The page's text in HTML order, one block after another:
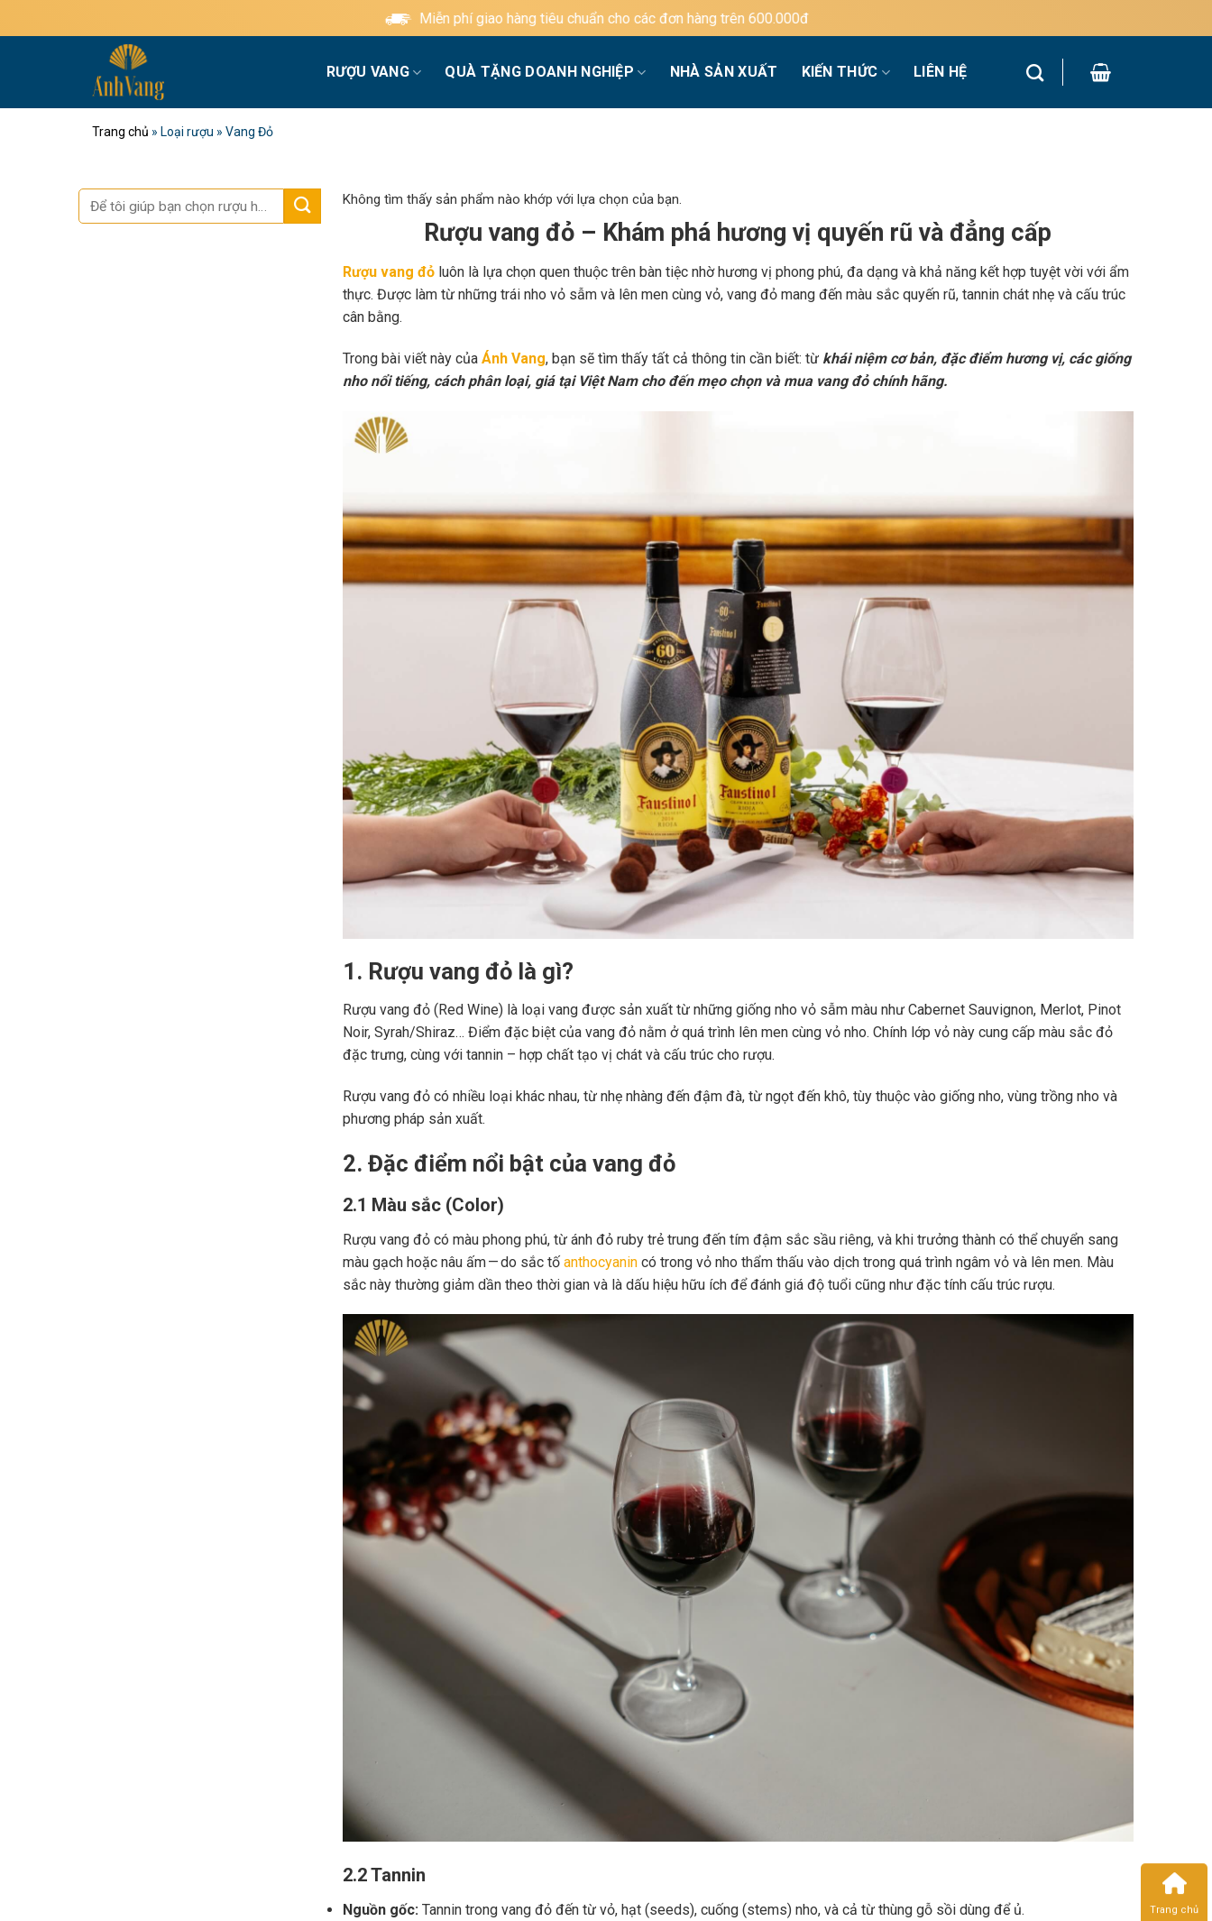
qua
Miễn phí giao hàng tiêu chuẩn cho các đơn hàng trên 600.000đ
RƯỢU VANG QUÀ TẶNG DOANH NGHIỆP NHÀ SẢN XUẤT KIẾN THỨC LIÊN HỆ
Trang chủ » Loại rượu » Vang Đỏ
Tìm
kiếm:
Không tìm thấy sản phẩm nào khớp với lựa chọn của bạn.
Rượu vang đỏ – Khám phá hương vị quyến rũ và đẳng cấp
Rượu vang đỏluôn là lựa chọn quen thuộc trên bàn tiệc nhờ hương vị phong phú, đa dạng và khả năng kết hợp tuyệt vời với ẩm
thực. Được làm từ những trái nho vỏ sẫm và lên men cùng vỏ, vang đỏ mang đến màu sắc quyến rũ, tannin chát nhẹ và cấu trúc
cân bằng.
Trong bài viết này của Ánh Vang, bạn sẽ tìm thấy tất cả thông tin cần biết: từ khái niệm cơ bản, đặc điểm hương vị, các giống
nho nổi tiếng, cách phân loại, giá tại Việt Nam cho đến mẹo chọn và mua vang đỏ chính hãng.
1. Rượu vang đỏ là gì?
Rượu vang đỏ (Red Wine) là loại vang được sản xuất từ những giống nho vỏ sẫm màu như Cabernet Sauvignon, Merlot, Pinot
Noir, Syrah/Shiraz… Điểm đặc biệt của vang đỏ nằm ở quá trình lên men cùng vỏ nho. Chính lớp vỏ này cung cấp màu sắc đỏ
đặc trưng, cùng với tannin – hợp chất tạo vị chát và cấu trúc cho rượu.
Rượu vang đỏ có nhiều loại khác nhau, từ nhẹ nhàng đến đậm đà, từ ngọt đến khô, tùy thuộc vào giống nho, vùng trồng nho và
phương pháp sản xuất.
2. Đặc điểm nổi bật của vang đỏ
2.1 Màu sắc (Color)
Rượu vang đỏ có màu phong phú, từ ánh đỏ ruby trẻ trung đến tím đậm sắc sầu riêng, và khi trưởng thành có thể chuyển sang
màu gạch hoặc nâu ấm — do sắc tố anthocyanincó trong vỏ nho thẩm thấu vào dịch trong quá trình ngâm vỏ và lên men. Màu
sắc này thường giảm dần theo thời gian và là dấu hiệu hữu ích để đánh giá độ tuổi cũng như đặc tính cấu trúc rượu.
2.2 Tannin
Nguồn gốc:Tannin trong vang đỏ đến từ vỏ, hạt (seeds), cuống (stems) nho, và cả từ thùng gỗ sồi dùng để ủ.
Trang chủ